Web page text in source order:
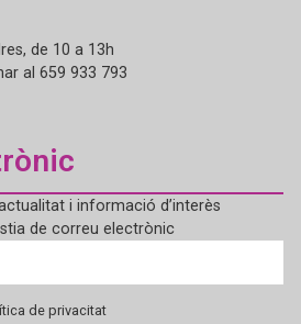
de 10 a 13h
al 659 933 793
i informació d’interès
de correu electrònic
de privacitat